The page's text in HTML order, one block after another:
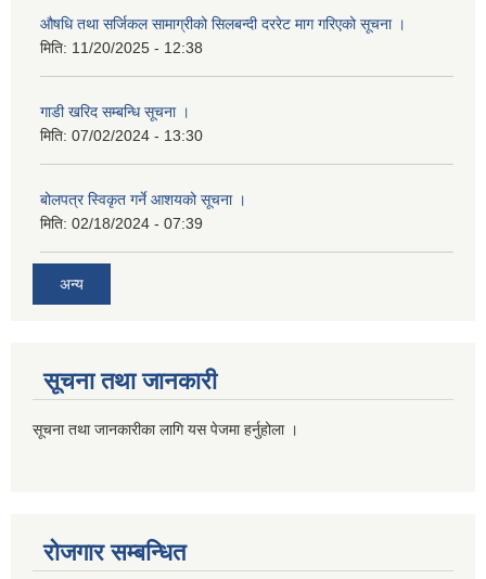
औषधि तथा सर्जिकल सामाग्रीको सिलबन्दी दररेट माग गरिएको सूचना ।
मिति: 11/20/2025 - 12:38
गाडी खरिद सम्बन्धि सूचना ।
मिति: 07/02/2024 - 13:30
बोलपत्र स्विकृत गर्ने आशयको सूचना ।
मिति: 02/18/2024 - 07:39
अन्य
सूचना तथा जानकारी
सूचना तथा जानकारीका लागि यस पेजमा हर्नुहोला ।
रोजगार सम्बन्धित